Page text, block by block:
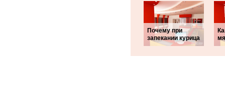
Почему при
запекании курица